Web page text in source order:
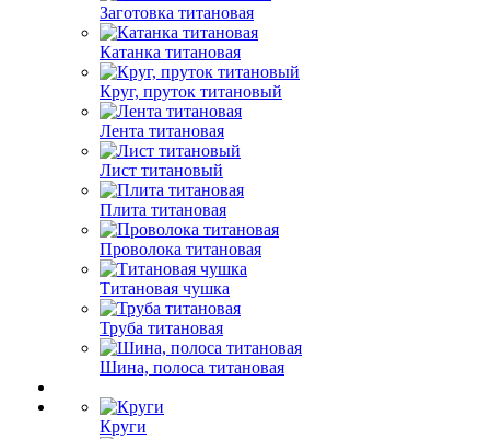
Заготовка титановая
Катанка титановая
Круг, пруток титановый
Лента титановая
Лист титановый
Плита титановая
Проволока титановая
Титановая чушка
Труба титановая
Шина, полоса титановая
Круги